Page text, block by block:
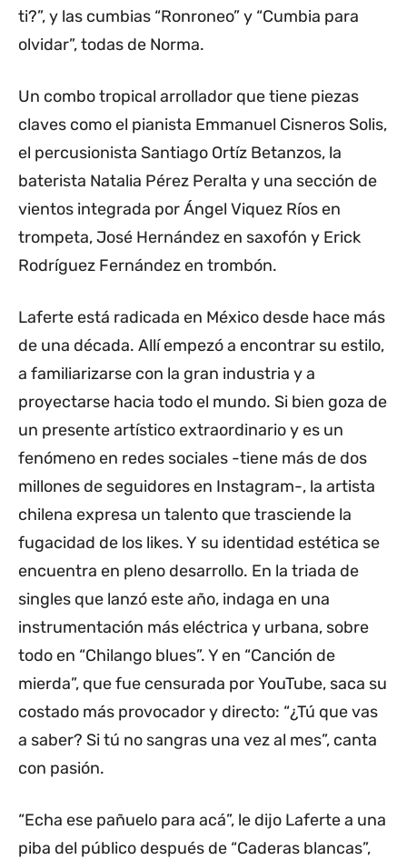
ti?”, y las cumbias “Ronroneo” y “Cumbia para
olvidar”, todas de Norma.
Un combo tropical arrollador que tiene piezas
claves como el pianista Emmanuel Cisneros Solis,
el percusionista Santiago Ortíz Betanzos, la
baterista Natalia Pérez Peralta y una sección de
vientos integrada por Ángel Viquez Ríos en
trompeta, José Hernández en saxofón y Erick
Rodríguez Fernández en trombón.
Laferte está radicada en México desde hace más
de una década. Allí empezó a encontrar su estilo,
a familiarizarse con la gran industria y a
proyectarse hacia todo el mundo. Si bien goza de
un presente artístico extraordinario y es un
fenómeno en redes sociales -tiene más de dos
millones de seguidores en Instagram-, la artista
chilena expresa un talento que trasciende la
fugacidad de los likes. Y su identidad estética se
encuentra en pleno desarrollo. En la triada de
singles que lanzó este año, indaga en una
instrumentación más eléctrica y urbana, sobre
todo en “Chilango blues”. Y en “Canción de
mierda”, que fue censurada por YouTube, saca su
costado más provocador y directo: “¿Tú que vas
a saber? Si tú no sangras una vez al mes”, canta
con pasión.
“Echa ese pañuelo para acá”, le dijo Laferte a una
piba del público después de “Caderas blancas”,